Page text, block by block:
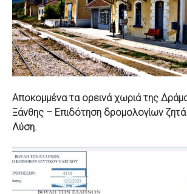
Αποκομμένα τα ορεινά χωριά της
Ξάνθης – Επιδότηση δρομολογίων ζητά
Λύση.